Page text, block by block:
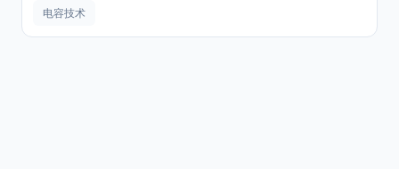
电容技术